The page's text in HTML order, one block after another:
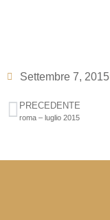
Settembre 7, 2015
PRECEDENTE
roma – luglio 2015